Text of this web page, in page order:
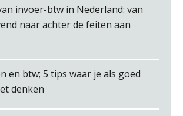
Matthijs van Keulen
invoer-btw in Nederland: van
naar achter de feiten aan
en btw; 5 tips waar je als goed
denken